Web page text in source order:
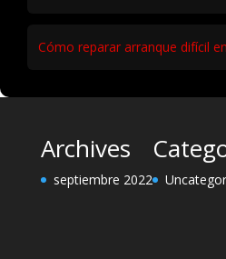
Cómo reparar arranque difícil
Archives
septiembre 2022